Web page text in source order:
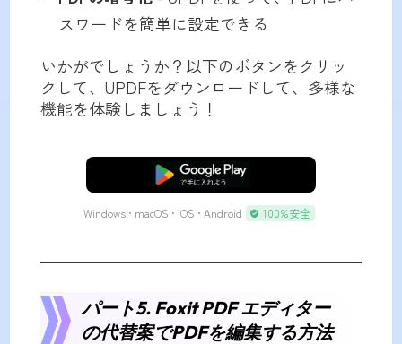
スワードを簡単に設定できる
いかがでしょうか？以下のボタンをクリッ
クして、UPDFをダウンロードして、多様な
機能を体験しましょう！
無料ダウンロード
Windows • macOS • iOS • Android 100%安全
パート5. Foxit PDF エディター
の代替案でPDFを編集する方法